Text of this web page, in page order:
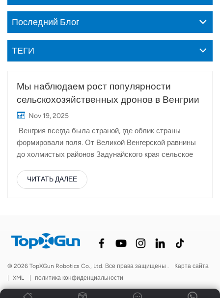
Português(Brasil)
Последний Блог
ТЕГИ
Мы наблюдаем рост популярности
сельскохозяйственных дронов в Венгрии
Nov 19, 2025
Венгрия всегда была страной, где облик страны
формировали поля. От Великой Венгерской равнины
до холмистых районов Задунайского края сельское
повседневной жизни. Более половины земель страны
используется в сельском хозяйстве, и такие культуры,
переживает заметные перемены: фермы становятся
более цифровыми, более точными и
аграрии сталкиваются со многими теми же
проблемами, что и по всей Европе: нехваткой рабочей
силы, ростом затрат на ресурсы, непредсказуемыми
ЧИТАТЬ ДАЛЕЕ
© 2026 TopXGun Robotics Co., Ltd. Все права защищены .
Карта сайта
|
XML | политика конфиденциальности